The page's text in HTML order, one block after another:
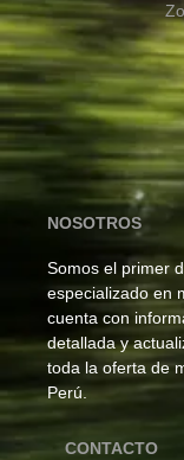
NOSOTROS
Somos el primer
especializado en
cuenta con
detallada y
toda la oferta de
Perú.
CONTACTO